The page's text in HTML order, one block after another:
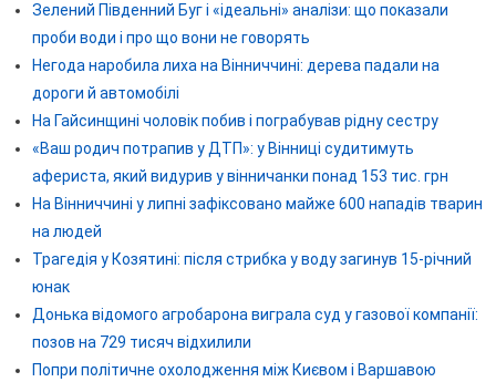
Зелений Південний Буг і «ідеальні» аналізи: що показали
проби води і про що вони не говорять
Негода наробила лиха на Вінниччині: дерева падали на
дороги й автомобілі
На Гайсинщині чоловік побив і пограбував рідну сестру
«Ваш родич потрапив у ДТП»: у Вінниці судитимуть
афериста, який видурив у вінничанки понад 153 тис. грн
На Вінниччині у липні зафіксовано майже 600 нападів тварин
на людей
Трагедія у Козятині: після стрибка у воду загинув 15-річний
юнак
Донька відомого агробарона виграла суд у газової компанії:
позов на 729 тисяч відхилили
Попри політичне охолодження між Києвом і Варшавою